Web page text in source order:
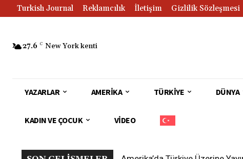
Turkish Journal Reklamcılık İletişim Gizlilik Sözleşmesi
27.6 C New York kenti
YAZARLAR AMERIKA TÜRKIYE DÜNYA
KADIN VE ÇOCUK VIDEO